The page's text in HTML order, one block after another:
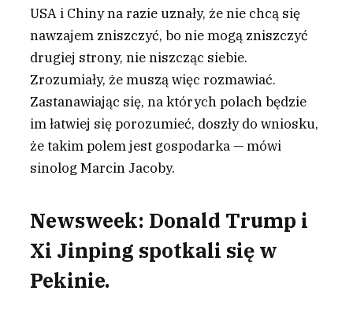
USA i Chiny na razie uznały, że nie chcą się
nawzajem zniszczyć, bo nie mogą zniszczyć
drugiej strony, nie niszcząc siebie.
Zrozumiały, że muszą więc rozmawiać.
Zastanawiając się, na których polach będzie
im łatwiej się porozumieć, doszły do wniosku,
że takim polem jest gospodarka — mówi
sinolog Marcin Jacoby.
Newsweek: Donald Trump i
Xi Jinping spotkali się w
Pekinie.